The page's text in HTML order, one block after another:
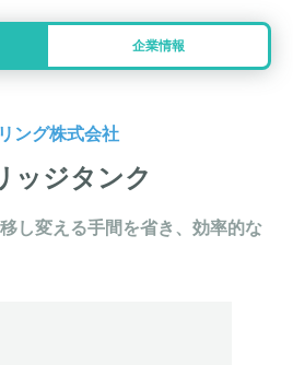
企業情報
ング株式会社
ッジタンク
し変える手間を省き、効率的な